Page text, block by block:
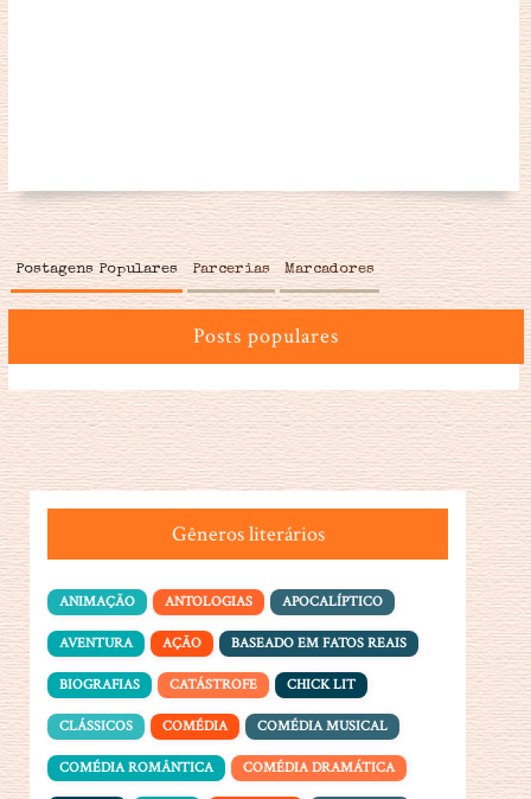
Postagens Populares Parcerias Marcadores
Posts populares
Gêneros literários
ANIMAÇÃO ANTOLOGIAS APOCALÍPTICO
AVENTURA AÇÃO BASEADO EM FATOS REAIS
BIOGRAFIAS CATÁSTROFE CHICK LIT
CLÁSSICOS COMÉDIA COMÉDIA MUSICAL
COMÉDIA ROMÂNTICA COMÉDIA DRAMÁTICA